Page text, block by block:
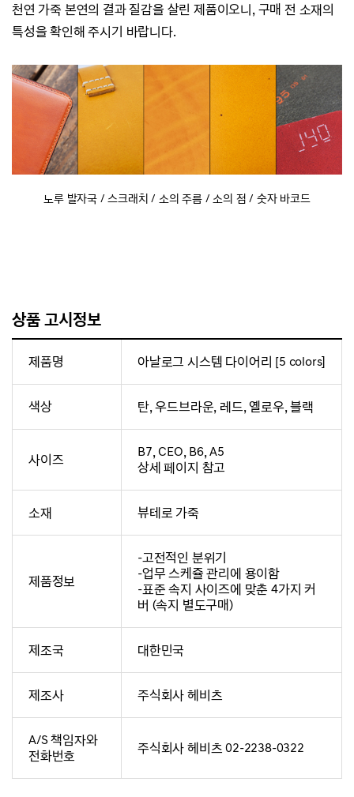
천연 가죽 본연의 결과 질감을 살린 제품이오니, 구매 전 소재의
특성을 확인해 주시기 바랍니다.
노루 발자국 / 스크래치 / 소의 주름 / 소의 점 / 숫자 바코드
상품 고시정보
제품명 아날로그 시스템 다이어리 [5 colors]
색상 탄, 우드브라운, 레드, 옐로우, 블랙
사이즈
B7, CEO, B6, A5
상세 페이지 참고
소재 뷰테로 가죽
제품정보
-고전적인 분위기
-업무 스케쥴 관리에 용이함
-표준 속지 사이즈에 맞춘 4가지 커
버 (속지 별도구매)
제조국 대한민국
제조사 주식회사 헤비츠
A/S 책임자와
전화번호
주식회사 헤비츠 02-2238-0322